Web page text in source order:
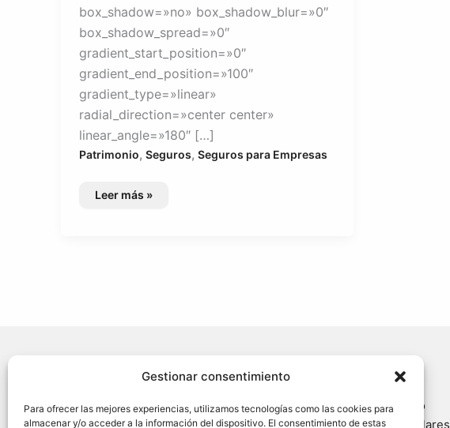
Gestionar consentimiento
Para ofrecer las mejores experiencias, utilizamos tecnologías como las cookies para
almacenar y/o acceder a la información del dispositivo. El consentimiento de estas
box_shadow=»no» box_shadow_blur=»0″
box_shadow_spread=»0″
gradient_start_position=»0″
gradient_end_position=»100″
gradient_type=»linear»
radial_direction=»center center»
linear_angle=»180″ […]
Patrimonio, Seguros, Seguros para Empresas
Seguro
Leer más »
¿Necesita ayuda?
Acerca de Turi Gestió
Seguros para particulares